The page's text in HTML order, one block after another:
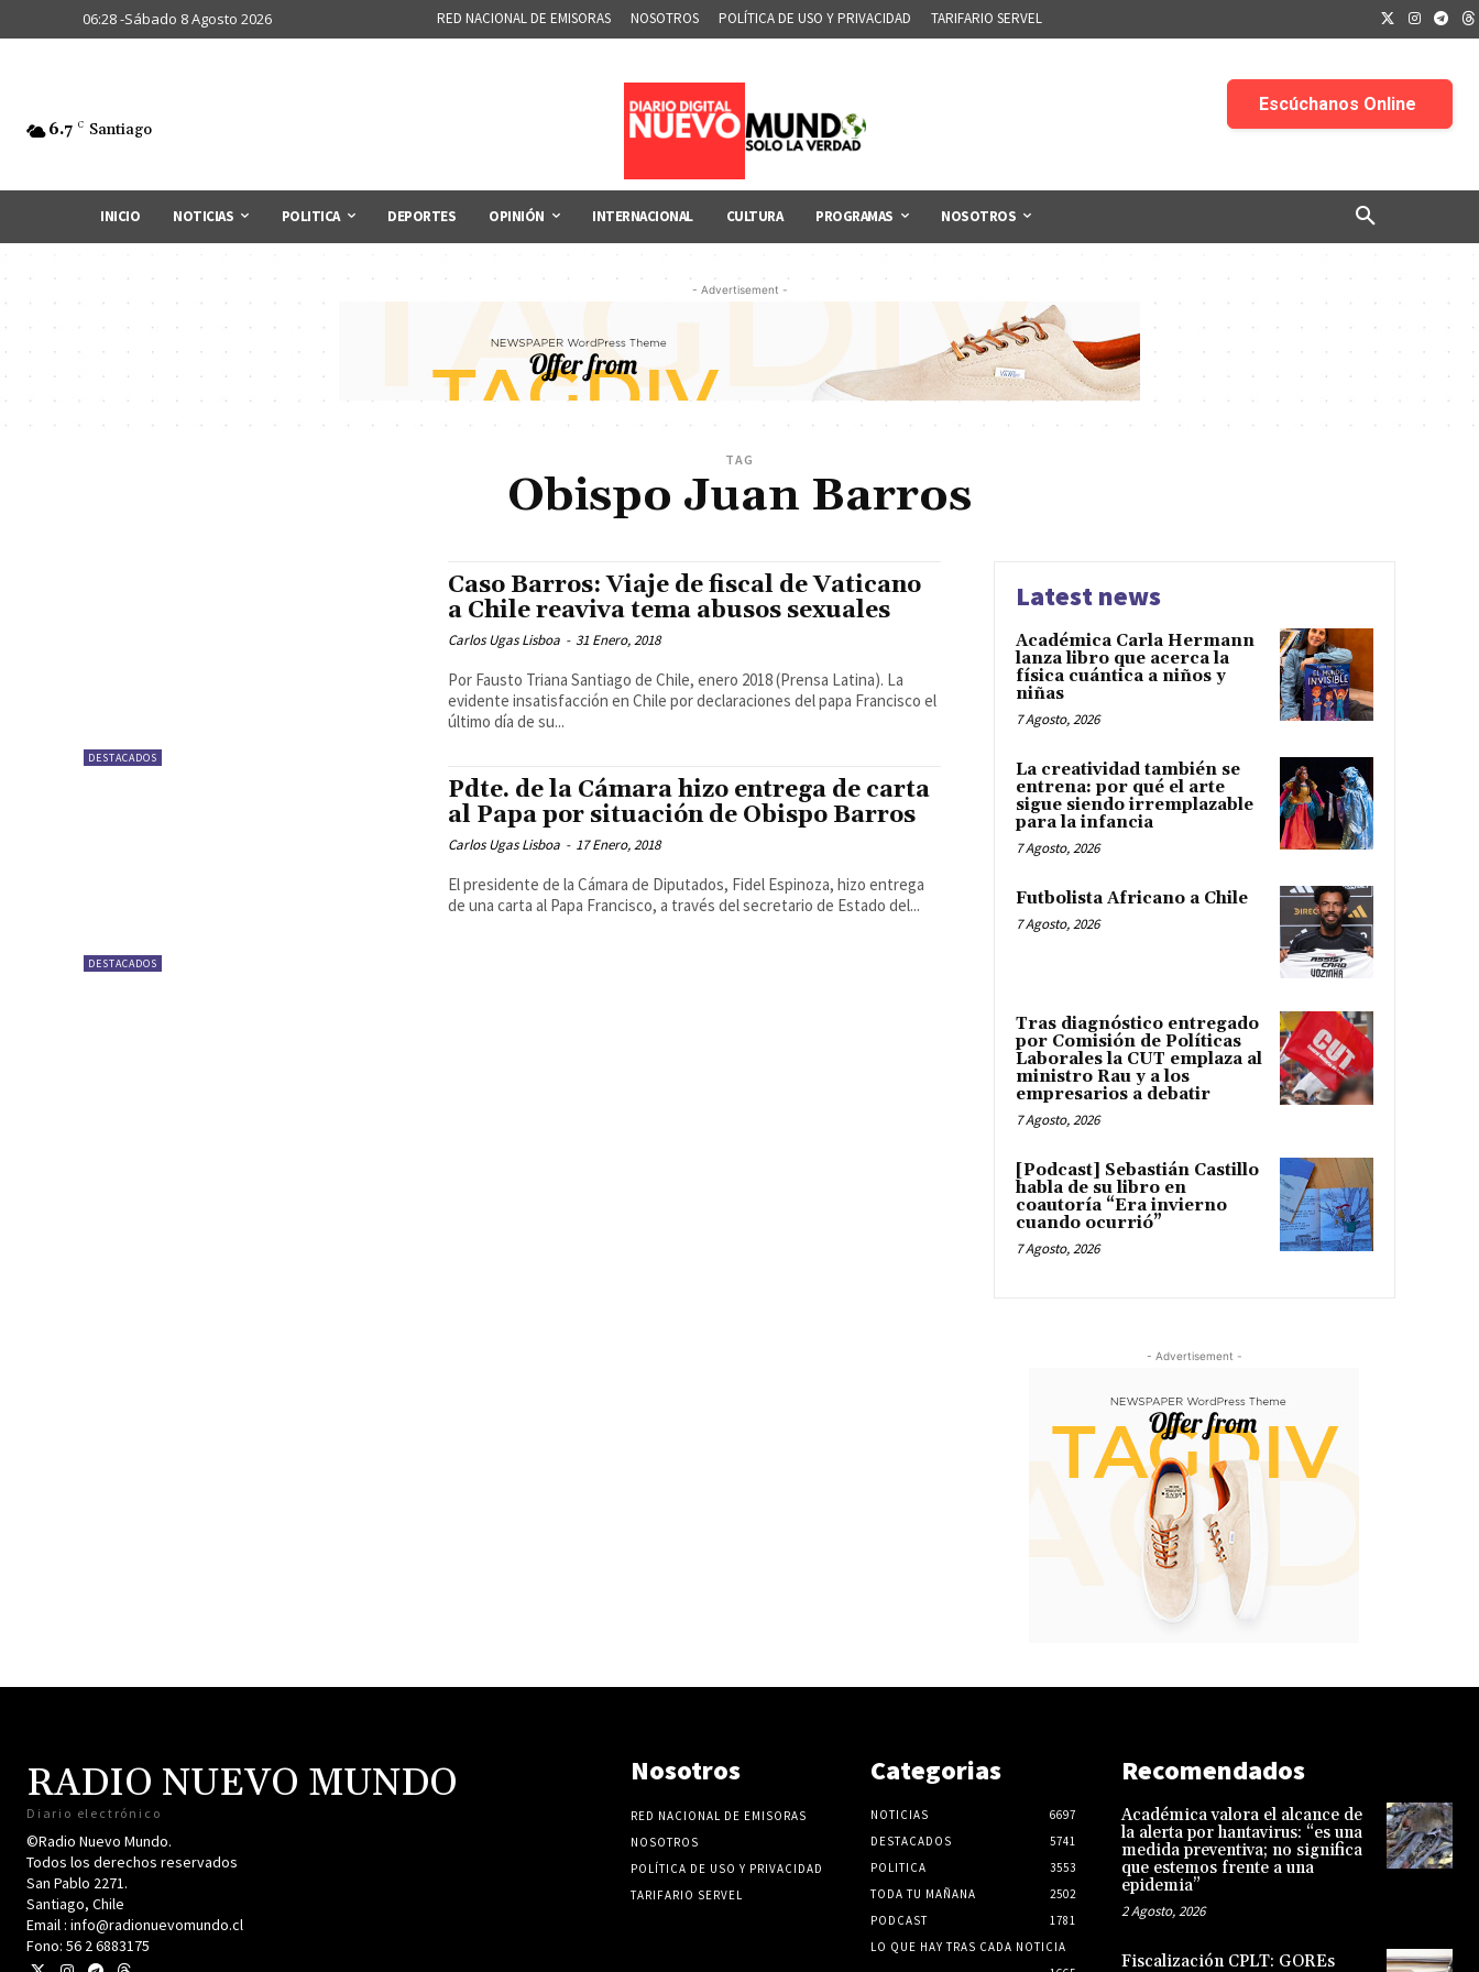
06:28 -Sábado 8 Agosto 2026 RED NACIONAL DE EMISORAS NOSOTROS POLÍTICA DE USO Y PRIVACIDAD TARIFARIO SERVEL
6.7 C Santiago
INICIO NOTICIAS POLITICA DEPORTES OPINIÓN INTERNACIONAL CULTURA PROGRAMAS NOSOTROS
- Advertisement -
TAG
Obispo Juan Barros
DESTACADOS
Caso Barros: Viaje de fiscal de Vaticano
a Chile reaviva tema abusos sexuales
Carlos Ugas Lisboa - 31 Enero, 2018
Por Fausto Triana Santiago de Chile, enero 2018 (Prensa Latina). La
evidente insatisfacción en Chile por declaraciones del papa Francisco el
último día de su...
DESTACADOS
Pdte. de la Cámara hizo entrega de carta
al Papa por situación de Obispo Barros
Carlos Ugas Lisboa - 17 Enero, 2018
El presidente de la Cámara de Diputados, Fidel Espinoza, hizo entrega
de una carta al Papa Francisco, a través del secretario de Estado del...
Latest news
Académica Carla Hermann
lanza libro que acerca la
física cuántica a niños y
niñas
7 Agosto, 2026
La creatividad también se
entrena: por qué el arte
sigue siendo irremplazable
para la infancia
7 Agosto, 2026
Futbolista Africano a Chile
7 Agosto, 2026
Tras diagnóstico entregado
por Comisión de Políticas
Laborales la CUT emplaza al
ministro Rau y a los
empresarios a debatir
7 Agosto, 2026
[Podcast] Sebastián Castillo
habla de su libro en
coautoría “Era invierno
cuando ocurrió”
7 Agosto, 2026
- Advertisement -
RADIO NUEVO MUNDO
Diario electrónico
©Radio Nuevo Mundo.
Todos los derechos reservados
San Pablo 2271.
Santiago, Chile
Email : info@radionuevomundo.cl
Fono: 56 2 6883175
Nosotros
RED NACIONAL DE EMISORAS
NOSOTROS
POLÍTICA DE USO Y PRIVACIDAD
TARIFARIO SERVEL
Categorias
NOTICIAS
6697
DESTACADOS
5741
POLITICA
3553
TODA TU MAÑANA
2502
PODCAST
1781
LO QUE HAY TRAS CADA NOTICIA
Recomendados
Académica valora el alcance de
la alerta por hantavirus: “es una
medida preventiva; no significa
que estemos frente a una
epidemia”
2 Agosto, 2026
Fiscalización CPLT: GOREs